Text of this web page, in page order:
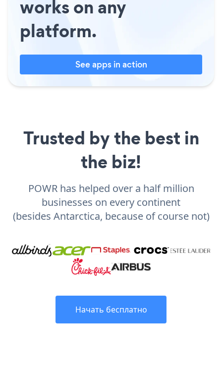
works on any
platform.
See apps in action
Trusted by the best in
the biz!
POWR has helped over a half million
businesses on every continent
(besides Antarctica, because of course not)
Начать бесплатно